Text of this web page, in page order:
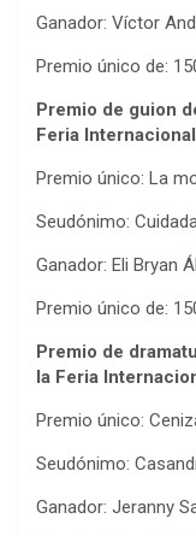
Ganador: Víctor
Premio único de:
Premio de guion
Feria
Premio único: La
Seudónimo:
Ganador: Eli Bryan
Premio único de:
Premio de
la Feria
Premio único:
Seudónimo:
Ganador: Jeranny